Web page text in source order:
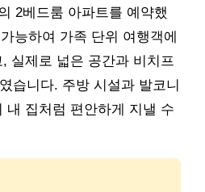
2베드룸 아파트를 예약했
능하여 가족 단위 여행객에
실제로 넓은 공간과 비치프
습니다. 주방 시설과 발코니
내 집처럼 편안하게 지낼 수